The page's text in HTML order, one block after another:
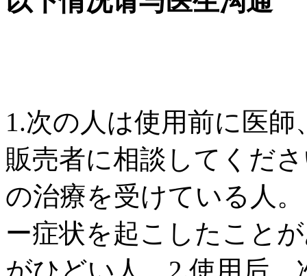
1.次の人は使用前に医
販売者に相談してくだ
の治療を受けている人
ー症状を起こしたこと